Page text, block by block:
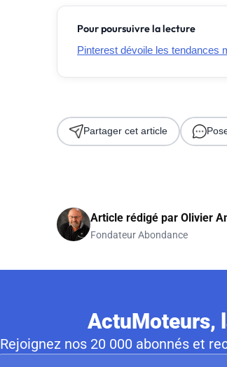
Pour poursuivre la lecture
Pinterest dévoile les tendances
Partager cet article
Article rédigé par Olivier
Fondateur Abondance
ActuMoteurs,
Rejoignez nos 20 000 abonnés et